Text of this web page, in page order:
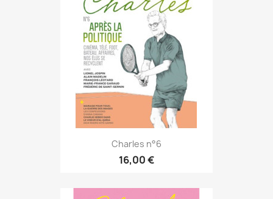
Charles n°6
16,00 €